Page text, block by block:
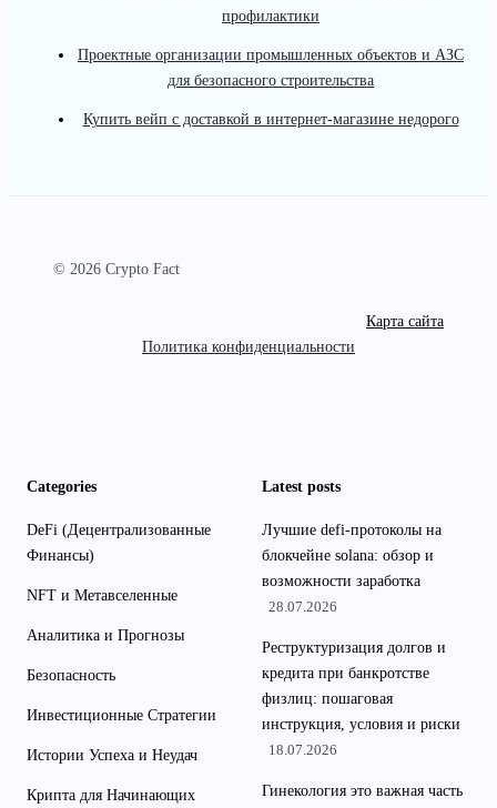
профилактики
Проектные организации промышленных объектов и АЗС
для безопасного строительства
Купить вейп с доставкой в интернет-магазине недорого
© 2026 Crypto Fact
Карта сайта
Политика конфиденциальности
Categories
DeFi (Децентрализованные
Финансы)
NFT и Метавселенные
Аналитика и Прогнозы
Безопасность
Инвестиционные Стратегии
Истории Успеха и Неудач
Крипта для Начинающих
Latest posts
Лучшие defi-протоколы на
блокчейне solana: обзор и
возможности заработка
28.07.2026
Реструктуризация долгов и
кредита при банкротстве
физлиц: пошаговая
инструкция, условия и риски
18.07.2026
Гинекология это важная часть